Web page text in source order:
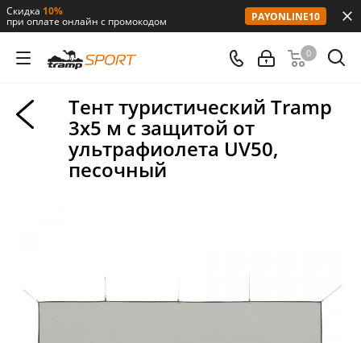
Скидка 10%
при оплате онлайн с промокодом PAYONLINE10
0
Тент туристический Tramp
3х5 м с защитой от
ультрафиолета UV50,
песочный